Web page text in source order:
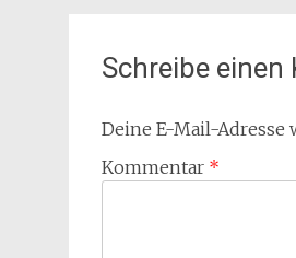
Schreibe
Deine E-Mail-
Kommentar *